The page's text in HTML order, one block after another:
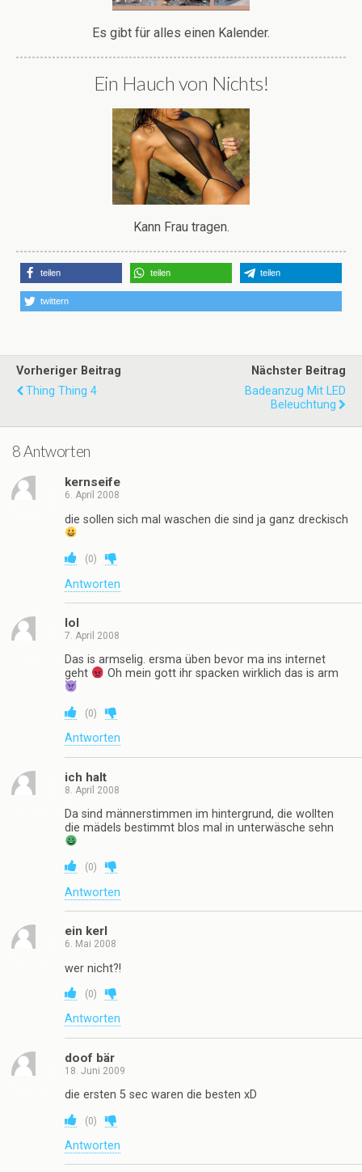
Es gibt für alles einen Kalender.
Ein Hauch von Nichts!
Kann Frau tragen.
teilen teilen teilen
twittern
Vorheriger Beitrag
Thing Thing 4
Nächster Beitrag
Badeanzug Mit LED
Beleuchtung
8 Antworten
kernseife
6. April 2008
die sollen sich mal waschen die sind ja ganz dreckisch
(0)
Antworten
lol
7. April 2008
Das is armselig. ersma üben bevor ma ins internet
geht
Oh mein gott ihr spacken wirklich das is arm
(0)
Antworten
ich halt
8. April 2008
Da sind männerstimmen im hintergrund, die wollten
die mädels bestimmt blos mal in unterwäsche sehn
(0)
Antworten
ein kerl
6. Mai 2008
wer nicht?!
(0)
Antworten
doof bär
18. Juni 2009
die ersten 5 sec waren die besten xD
(0)
Antworten